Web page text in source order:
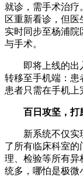
就诊，需手术治疗
区重新看诊，但
实时同步至杨浦院
与手术。
即将上线的
转移至手机端：患
患者只需在手机上
百日攻坚，打
新系统不仅实
了所有临床科室的
理、检验等所有异
统多，哪怕是极微